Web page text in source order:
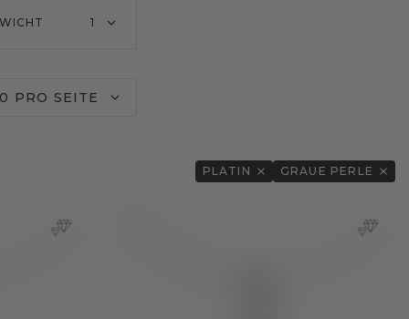
1
PRO SEITE
PLATIN GRAUE PERLE